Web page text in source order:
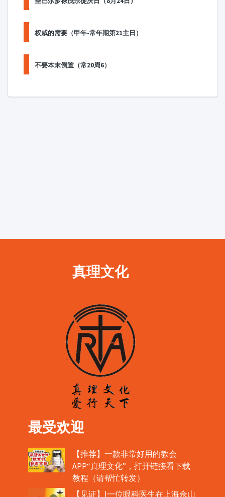
权威的需要（甲年-常年期第21主日）
不要本末倒置（常20周6）
真理文化
最受欢迎
【推荐】一款非常好用的教会
APP“真理文化”，打开链接看下载
教程（请帮忙转发）
【见证】|一位眼科医生在上海佘山